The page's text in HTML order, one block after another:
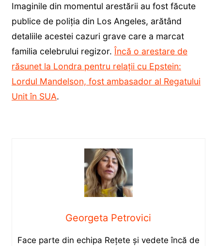
Imaginile din momentul arestării au fost făcute
publice de poliția din Los Angeles, arătând
detaliile acestei cazuri grave care a marcat
familia celebrului regizor. Încă o arestare de
răsunet la Londra pentru relații cu Epstein:
Lordul Mandelson, fost ambasador al Regatului
Unit în SUA.
Georgeta Petrovici
Face parte din echipa Rețete și vedete încă de